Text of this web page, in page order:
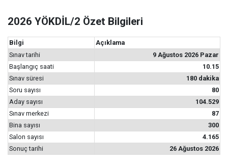
2026 YÖKDİL/2 Özet Bilgileri
Bilgi
Açıklama
Sınav tarihi
9 Ağustos 2026 Pazar
Başlangıç saati
10.15
Sınav süresi
180 dakika
Soru sayısı
80
Aday sayısı
104.529
Sınav merkezi
87
Bina sayısı
300
Salon sayısı
4.165
Sonuç tarihi
26 Ağustos 2026